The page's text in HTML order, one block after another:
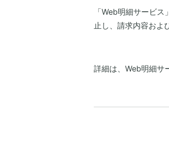
「Web明細サービ
止し、請求内容およ
詳細は、Web明細サ